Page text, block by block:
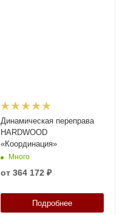
Динамическая переправа
HARDWOOD
«Координация»
Много
от 364 172 ₽
Подробнее